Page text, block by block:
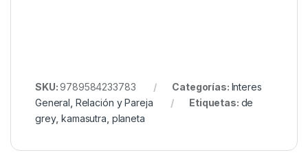
SKU:9789584233783 Categorías: Interes
General Relación y Pareja Etiquetas: de
grey,kamasutra planeta